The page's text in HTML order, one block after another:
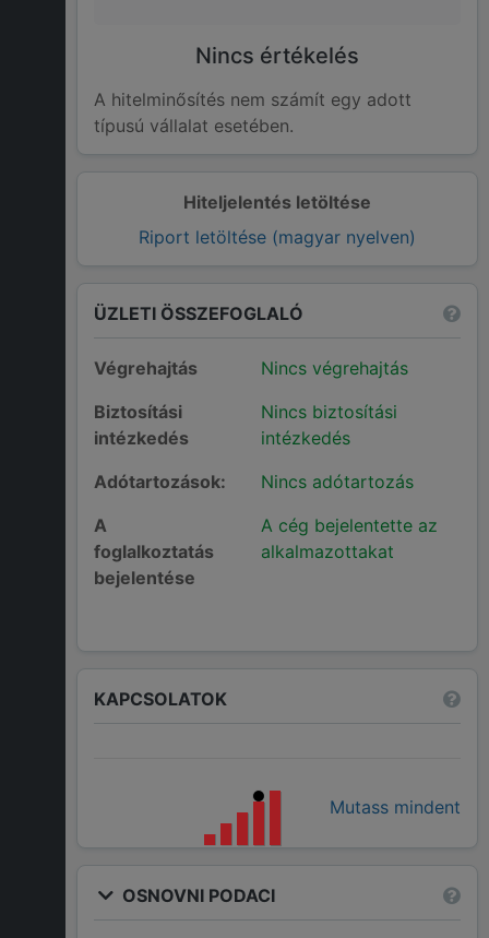
Hiteljelentés letöltése
Riport letöltése (magyar nyelven)
Nincs értékelés
A hitelminősítés nem számít egy adott
típusú vállalat esetében.
ÜZLETI ÖSSZEFOGLALÓ
Végrehajtás
Nincs végrehajtás
Biztosítási
intézkedés
Nincs biztosítási
intézkedés
Adótartozások:
Nincs adótartozás
A
foglalkoztatás
bejelentése
A cég bejelentette az
alkalmazottakat
KAPCSOLATOK
Mutass mindent
OSNOVNI PODACI